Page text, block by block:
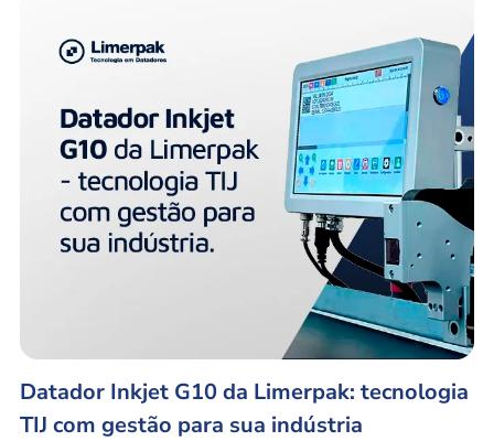
Datador Inkjet G10 da Limerpak: tecnologia
TIJ com gestão para sua indústria